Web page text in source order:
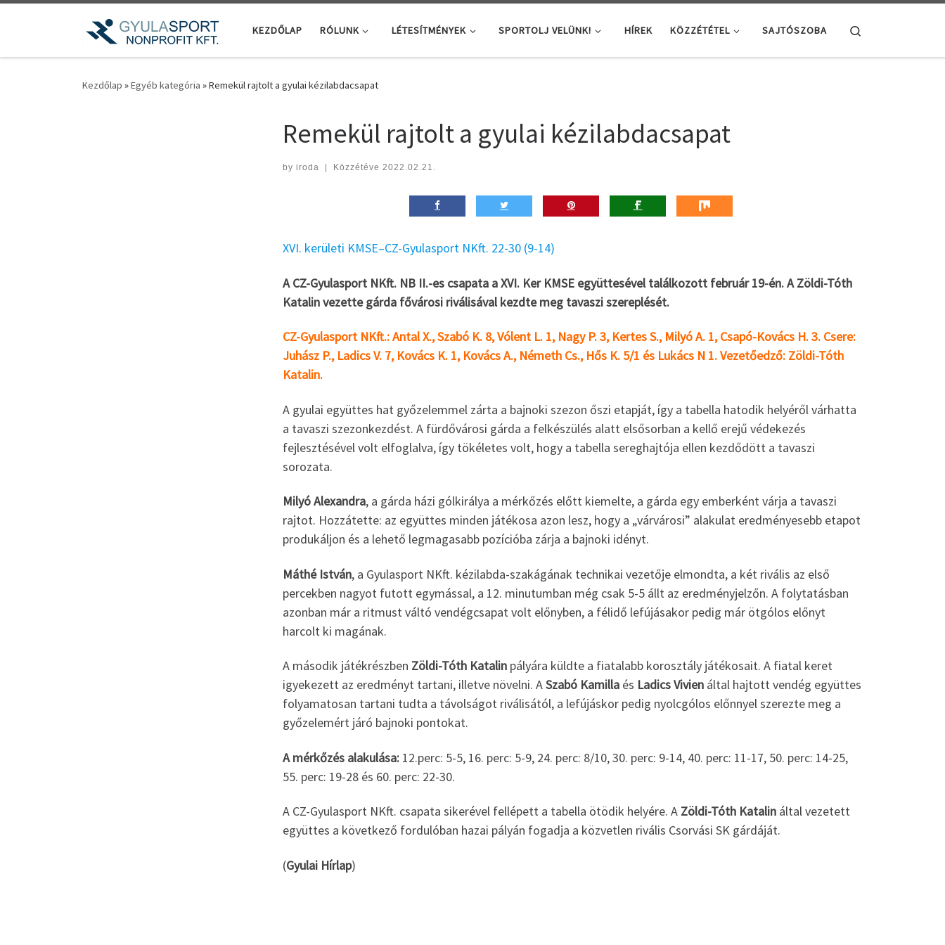
Teljes tartalom megjelenítése
KEZDŐLAP RÓLUNK LÉTESÍTMÉNYEK SPORTOLJ VELÜNK! HÍREK KÖZZÉTÉTEL SAJTÓSZOBA
Kezdőlap »Egyéb kategória »Remekül rajtolt a gyulai kézilabdacsapat
Remekül rajtolt a gyulai kézilabdacsapat
by iroda | Közzétéve 2022.02.21.
XVI. kerületi KMSE–CZ-Gyulasport NKft. 22-30 (9-14)
A CZ-Gyulasport NKft. NB II.-es csapata a XVI. Ker KMSE együttesével találkozott február 19-én. A Zöldi-Tóth
Katalin vezette gárda fővárosi riválisával kezdte meg tavaszi szereplését.
CZ-Gyulasport NKft.: Antal X., Szabó K. 8, Vólent L. 1, Nagy P. 3, Kertes S., Milyó A. 1, Csapó-Kovács H. 3. Csere:
Juhász P., Ladics V. 7, Kovács K. 1, Kovács A., Németh Cs., Hős K. 5/1 és Lukács N 1. Vezetőedző: Zöldi-Tóth
Katalin.
A gyulai együttes hat győzelemmel zárta a bajnoki szezon őszi etapját, így a tabella hatodik helyéről várhatta
a tavaszi szezonkezdést. A fürdővárosi gárda a felkészülés alatt elsősorban a kellő erejű védekezés
fejlesztésével volt elfoglalva, így tökéletes volt, hogy a tabella sereghajtója ellen kezdődött a tavaszi
sorozata.
Milyó Alexandra, a gárda házi gólkirálya a mérkőzés előtt kiemelte, a gárda egy emberként várja a tavaszi
rajtot. Hozzátette: az együttes minden játékosa azon lesz, hogy a „várvárosi” alakulat eredményesebb etapot
produkáljon és a lehető legmagasabb pozícióba zárja a bajnoki idényt.
Máthé István, a Gyulasport NKft. kézilabda-szakágának technikai vezetője elmondta, a két rivális az első
percekben nagyot futott egymással, a 12. minutumban még csak 5-5 állt az eredményjelzőn. A folytatásban
azonban már a ritmust váltó vendégcsapat volt előnyben, a félidő lefújásakor pedig már ötgólos előnyt
harcolt ki magának.
A második játékrészben Zöldi-Tóth Katalin pályára küldte a fiatalabb korosztály játékosait. A fiatal keret
igyekezett az eredményt tartani, illetve növelni. ASzabó Kamilla és Ladics Vivien által hajtott vendég együttes
folyamatosan tartani tudta a távolságot riválisától, a lefújáskor pedig nyolcgólos előnnyel szerezte meg a
győzelemért járó bajnoki pontokat.
A mérkőzés alakulása: 12.perc: 5-5, 16. perc: 5-9, 24. perc: 8/10, 30. perc: 9-14, 40. perc: 11-17, 50. perc: 14-25,
55. perc: 19-28 és 60. perc: 22-30.
A CZ-Gyulasport NKft. csapata sikerével fellépett a tabella ötödik helyére. A Zöldi-Tóth Katalin által vezetett
együttes a következő fordulóban hazai pályán fogadja a közvetlen rivális Csorvási SK gárdáját.
(Gyulai Hírlap)